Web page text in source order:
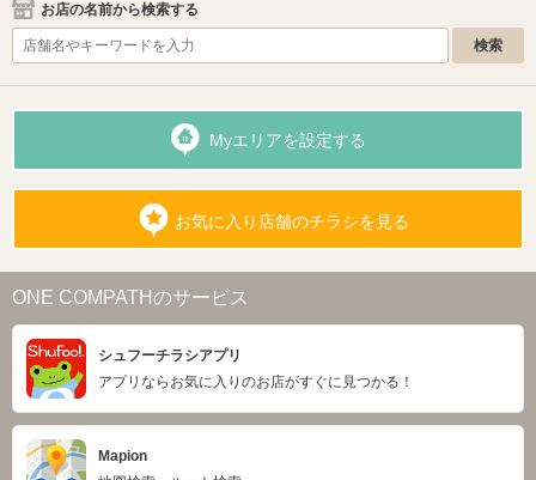
お店の名前から検索する
Myエリアを設定する
お気に入り店舗のチラシを見る
ONE COMPATHのサービス
シュフーチラシアプリ
アプリならお気に入りのお店がすぐに見つかる！
Mapion